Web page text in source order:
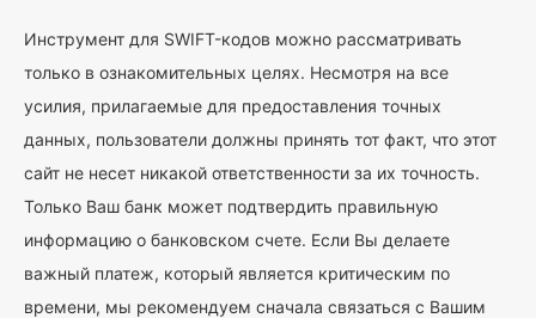
Инструмент для SWIFT-кодов можно рассматривать
только в ознакомительных целях. Несмотря на все
усилия, прилагаемые для предоставления точных
данных, пользователи должны принять тот факт, что этот
сайт не несет никакой ответственности за их точность.
Только Ваш банк может подтвердить правильную
информацию о банковском счете. Если Вы делаете
важный платеж, который является критическим по
времени, мы рекомендуем сначала связаться с Вашим